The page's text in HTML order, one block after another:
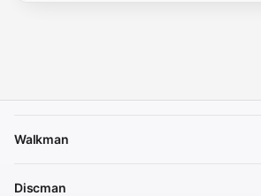
Walkman
Discman